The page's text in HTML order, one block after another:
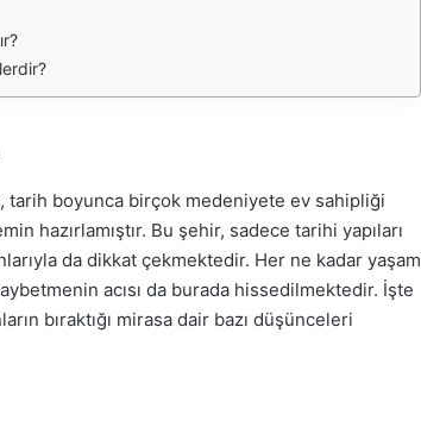
tarih boyunca birçok medeniyete ev sahipliği
hazırlamıştır. Bu şehir, sadece tarihi yapıları
da dikkat çekmektedir. Her ne kadar yaşam
acısı da burada hissedilmektedir. İşte
bıraktığı mirasa dair bazı düşünceleri